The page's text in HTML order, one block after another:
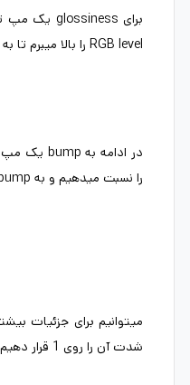
RGB level را بالا میبرم تا به مقدار مناسب برسیم.
را نسبت میدهیم و به bump مپ displace و شدت تاثیر گذاری آن را تنظیم میکنیم.
شدت آن را روی 1 قرار دهیم.